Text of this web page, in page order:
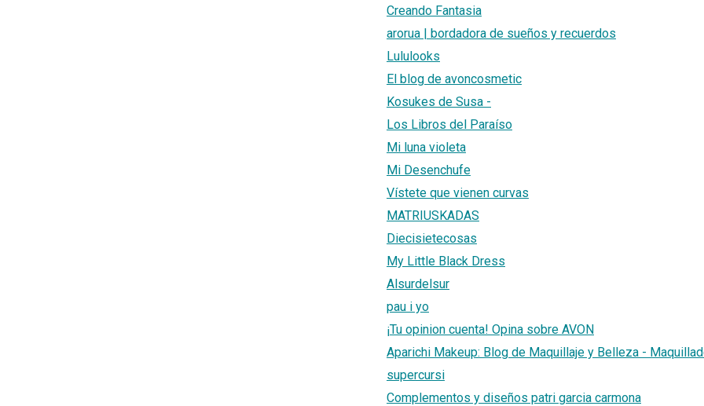
Creando Fantasia
arorua | bordadora de sueños y recuerdos
Lululooks
El blog de avoncosmetic
Kosukes de Susa -
Los Libros del Paraíso
Mi luna violeta
Mi Desenchufe
Vístete que vienen curvas
MATRIUSKADAS
Diecisietecosas
My Little Black Dress
Alsurdelsur
pau i yo
¡Tu opinion cuenta! Opina sobre AVON
Aparichi Makeup: Blog de Maquillaje y Belleza -
supercursi
Complementos y diseños patri garcia carmona